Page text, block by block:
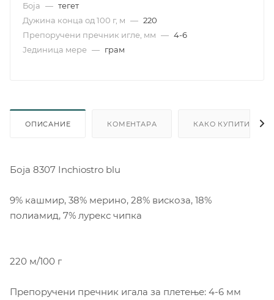
Боја — тегет
Дужина конца од 100 г, м — 220
Препоручени пречник игле, мм — 4-6
Јединица мере — грам
ОПИСАНИЕ КОМЕНТАРА КАКО КУПИТИ
Боја 8307 Inchiostro blu
9% кашмир, 38% мерино, 28% вискоза, 18%
полиамид, 7% лурекс чипка
220 м/100 г
Препоручени пречник игала за плетење: 4-6 мм